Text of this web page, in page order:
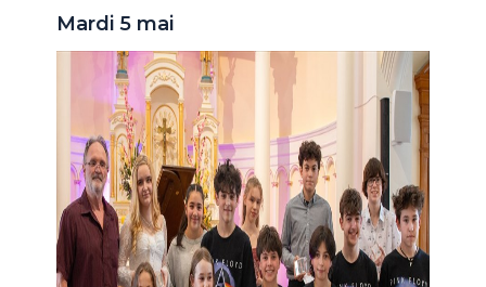
Mardi 5 mai